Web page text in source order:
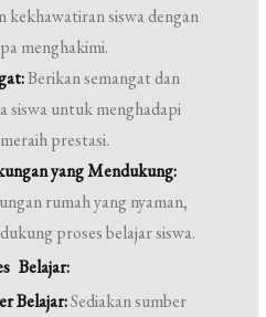
kekhawatiran siswa dengan
menghakimi.
Berikan semangat dan
siswa untuk menghadapi
prestasi.
yang Mendukung:
rumah yang nyaman,
proses belajar siswa.
Belajar:
Belajar:Sediakan sumber